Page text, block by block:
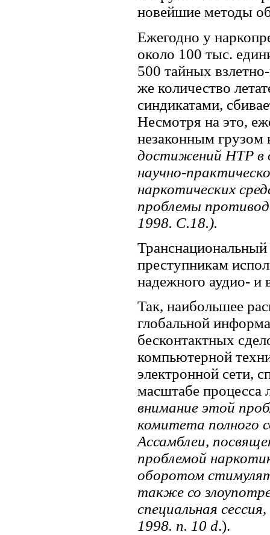
новейшие методы
Ежегодно у
около 100 тыс.
500 тайных
же количество
синдикатами,
Несмотря на это,
незаконным грузом
достижений НТР в
научно-
наркотических
проблемы
1998. С.18.).
Транснациональный
преступникам
надежного аудио- и
Так, наибольшее
глобальной
бесконтактных
компьютерной
электронной сети,
масштабе процесса
внимание этой
комитета полного
Ассамблеи,
проблемой
оборотом
также со
специальная
1998. п. 10 d.).